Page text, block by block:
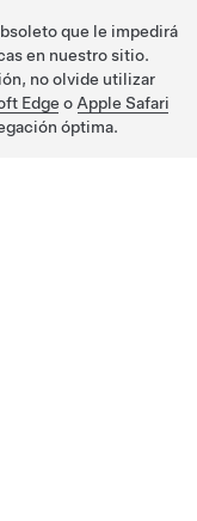
que le impedirá
en nuestro sitio.
no olvide utilizar
Edge o Apple Safari
óptima.